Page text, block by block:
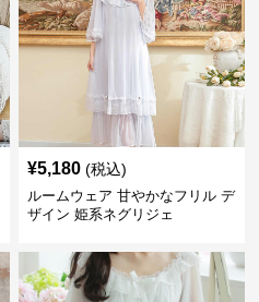
¥5,180 (税込)
ルームウェア 甘やかなフリル デ
ザイン 姫系ネグリジェ